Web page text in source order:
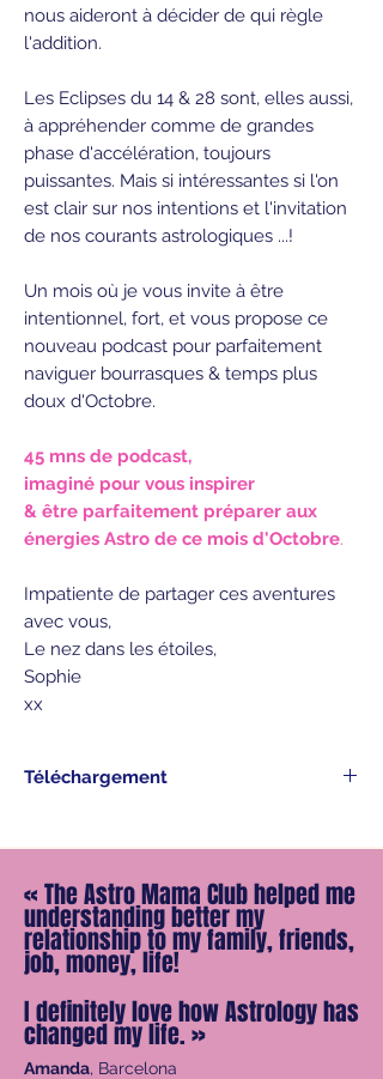
nous aideront à décider de qui règle
l'addition.
Les Eclipses du 14 & 28 sont, elles aussi,
à appréhender comme de grandes
phase d'accélération, toujours
puissantes. Mais si intéressantes si l'on
est clair sur nos intentions et l'invitation
de nos courants astrologiques ...!
Un mois où je vous invite à être
intentionnel, fort, et vous propose ce
nouveau podcast pour parfaitement
naviguer bourrasques & temps plus
doux d'Octobre.
45 mns de podcast,
imaginé pour vous inspirer
& être parfaitement préparer aux
énergies Astro de ce mois d'Octobre.
Impatiente de partager ces aventures
avec vous,
Le nez dans les étoiles,
Sophie
xx
Téléchargement
dans le mail de confirmation de votre
Belle écoute.
« The Astro Mama Club helped me
understanding better my
relationship to my family, friends,
job, money, life!
I definitely love how Astrology has
changed my life. »
Amanda, Barcelona